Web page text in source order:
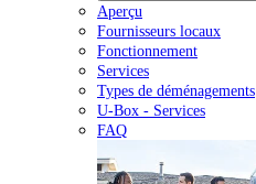
Aperçu
Fournisseurs locaux
Fonctionnement
Services
Types de déménagements
U-Box - Services
FAQ